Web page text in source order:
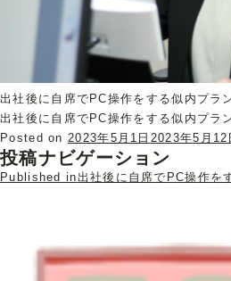
出社後に自席でPC操作をする似内プラ
出社後に自席でPC操作をする似内プラ
Posted on 2023年5月1日 2023年5月12
投稿ナビゲーション
Published in出社後に自席でPC操作を